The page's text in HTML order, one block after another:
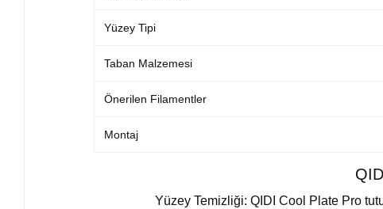
Yüzey Tipi
Taban Malzemesi
Önerilen Filamentler
Montaj
Yüzey Temizliği: QIDI Cool Plate Pro